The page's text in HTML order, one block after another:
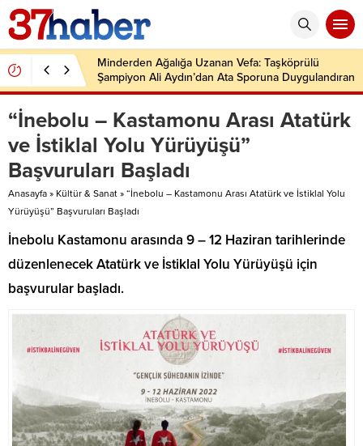
Minderden Ağalığa Uzanan Vefa: Taşköprülü
Şampiyon Ali Aydın’dan Ata Sporuna Duygulandıran
Dönüş
“İnebolu – Kastamonu Arası Atatürk
ve İstiklal Yolu Yürüyüşü”
Başvuruları Başladı
Anasayfa » Kültür & Sanat » “İnebolu – Kastamonu Arası Atatürk ve İstiklal Yolu
Yürüyüşü” Başvuruları Başladı
İnebolu Kastamonu arasında 9 – 12 Haziran tarihlerinde
düzenlenecek Atatürk ve İstiklal Yolu Yürüyüşü için
başvurular başladı.